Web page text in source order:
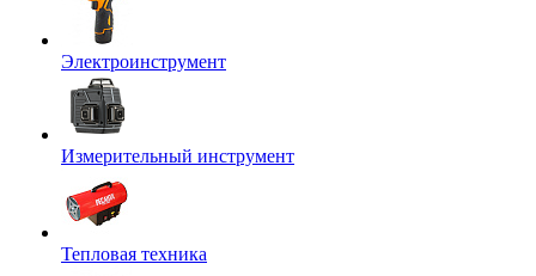
Электроинструмент
Измерительный инструмент
Тепловая техника